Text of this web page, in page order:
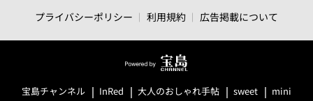
プライバシーポリシー
利用規約 広告掲載について
宝島チャンネル InRed 大人のおしゃれ手帖 sweet
mini